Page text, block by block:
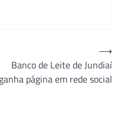
Banco de Leite de Jundiaí
ganha página em rede social
⟶